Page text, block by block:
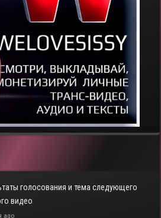
голосования и тема следующего
видео
ago